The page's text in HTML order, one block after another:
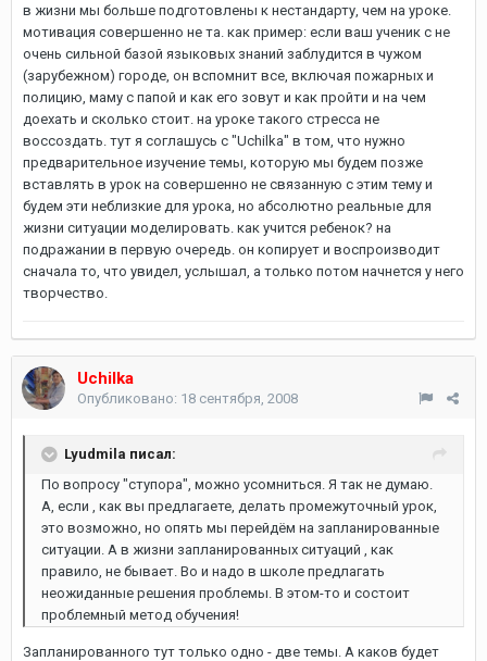
в жизни мы больше подготовлены к нестандарту, чем на уроке.
мотивация совершенно не та. как пример: если ваш ученик с не
очень сильной базой языковых знаний заблудится в чужом
(зарубежном) городе, он вспомнит все, включая пожарных и
полицию, маму с папой и как его зовут и как пройти и на чем
доехать и сколько стоит. на уроке такого стресса не
воссоздать. тут я соглашусь с "Uchilka" в том, что нужно
предварительное изучение темы, которую мы будем позже
вставлять в урок на совершенно не связанную с этим тему и
будем эти неблизкие для урока, но абсолютно реальные для
жизни ситуации моделировать. как учится ребенок? на
подражании в первую очередь. он копирует и воспроизводит
сначала то, что увидел, услышал, а только потом начнется у него
творчество.
Uchilka
Опубликовано: 18 сентября, 2008
Lyudmila писал:
По вопросу "ступора", можно усомниться. Я так не думаю.
А, если , как вы предлагаете, делать промежуточный урок,
это возможно, но опять мы перейдём на запланированные
ситуации. А в жизни запланированных ситуаций , как
правило, не бывает. Во и надо в школе предлагать
неожиданные решения проблемы. В этом-то и состоит
проблемный метод обучения!
Запланированного тут только одно - две темы. А каков будет